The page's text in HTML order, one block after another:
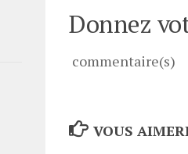
Donnez
commentaire(s)
VOUS